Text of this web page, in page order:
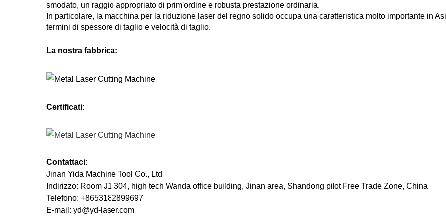
smodato, un raggio appropriato di prim'ordine e robusta prestazione ordinaria.
In particolare, la macchina per la riduzione laser del regno solido occupa una caratteristica molto importante in
termini di spessore di taglio e velocità di taglio.
La nostra fabbrica:
Certificati:
Contattaci:
Jinan Yida Machine Tool Co., Ltd
Indirizzo: Room J1 304, high tech Wanda office building, Jinan area, Shandong pilot Free Trade Zone, China
Telefono: +8653182899697
E-mail: yd@yd-laser.com